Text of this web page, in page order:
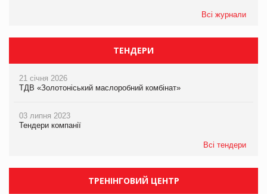
Всі журнали
ТЕНДЕРИ
21 січня 2026
ТДВ «Золотоніський маслоробний комбінат»
03 липня 2023
Тендери компанії
Всі тендери
ТРЕНІНГОВИЙ ЦЕНТР